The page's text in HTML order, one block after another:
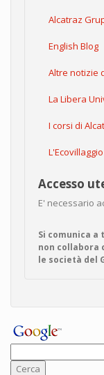
Alcatraz
English Blog
Altre notizie
La Libera
I corsi di
Accesso
E' necessario
Si comunica
non collabora
le società del